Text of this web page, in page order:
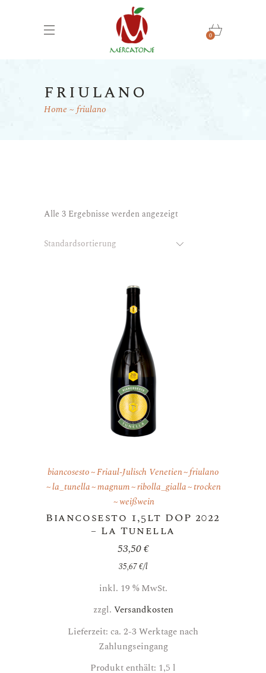
0
friulano
Home friulano
Alle 3 Ergebnisse werden angezeigt
Standardsortierung
biancosesto Friaul-Julisch Venetien friulano
la_tunella magnum ribolla_gialla
trocken
weißwein
Biancosesto 1,5lt DOP 2022
– La Tunella
53,50€
35,67€/l
inkl. 19 % MwSt.
zzgl. Versandkosten
Lieferzeit: ca. 2-3 Werktage nach
Zahlungseingang
Produkt enthält: 1,5 l